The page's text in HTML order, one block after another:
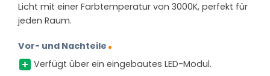
Licht mit einer Farbtemperatur von 3000K, perfekt für
jeden Raum.
Vor- und Nachteile
Verfügt über ein eingebautes LED-Modul.